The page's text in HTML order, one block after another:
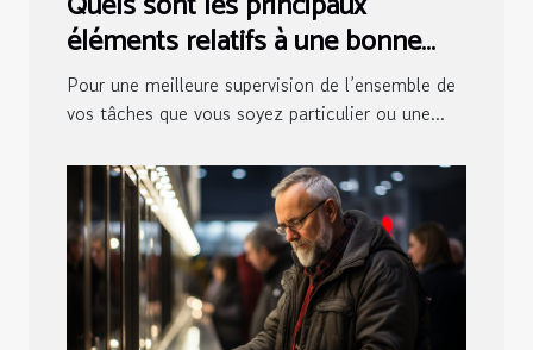
éléments relatifs à une bonne
salle de contrôle ?
Pour une meilleure supervision de l’ensemble de
vos tâches que vous soyez particulier ou une...